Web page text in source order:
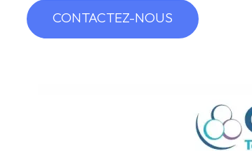
CONTACTEZ-NOUS